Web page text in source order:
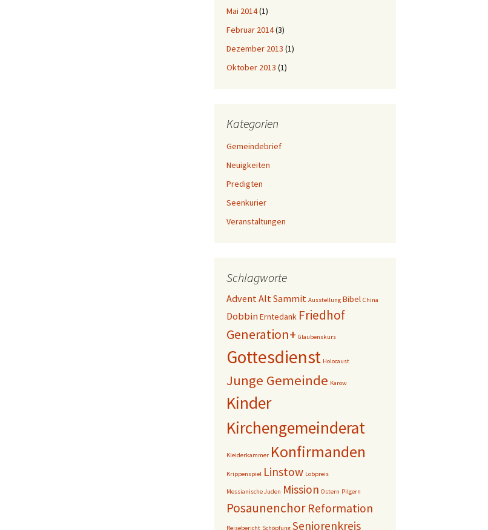
Mai 2014(1)
Februar 2014(3)
Dezember 2013 (1)
Oktober 2013 (1)
Kategorien
Gemeindebrief
Neuigkeiten
Predigten
Seenkurier
Veranstaltungen
Schlagworte
AdventAlt Sammit Ausstellung Bibel China
Dobbin Erntedank Friedhof
Generation+ Glaubenskurs
Gottesdienst Holocaust
Junge Gemeinde Karow
Kinder
Kirchengemeinderat
Kleiderkammer Konfirmanden
Krippenspiel Linstow Lobpreis
Messianische Juden Mission Ostern Pilgern
Posaunenchor Reformation
Reisebericht Schöpfung Seniorenkreis